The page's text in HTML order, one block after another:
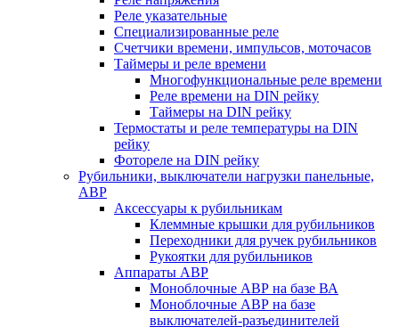
Реле указательные
Специализированные реле
Счетчики времени, импульсов, моточасов
Таймеры и реле времени
Многофункциональные реле времени
Реле времени на DIN рейку
Таймеры на DIN рейку
Термостаты и реле температуры на DIN
рейку
Фотореле на DIN рейку
Рубильники, выключатели нагрузки панельные,
АВР
Аксессуары к рубильникам
Клеммные крышки для рубильников
Переходники для ручек рубильников
Рукоятки для рубильников
Аппараты АВР
Моноблочные АВР на базе ВА
Моноблочные АВР на базе
выключателей-разъединителей